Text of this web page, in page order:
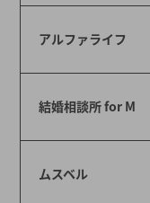
アルファライフ
結婚相談所 for M
ムスベル